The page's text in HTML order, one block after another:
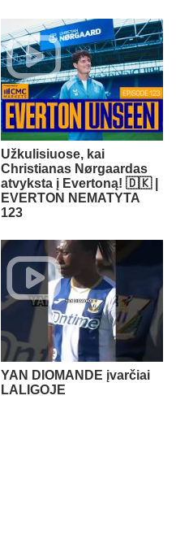
Užkulisiuose, kai
Christianas Nørgaardas
atvyksta į Evertoną! 🇩🇰 |
EVERTON NEMATYTA
123
YAN DIOMANDE įvarčiai
LALIGOJE